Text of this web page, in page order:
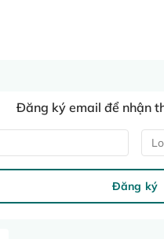
Đăng ký email để nhận
Đăng ký